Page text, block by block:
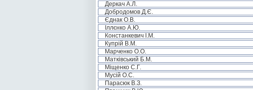
Деркач А.Л.
Добродомов Д.Є.
Єднак О.В.
Іллєнко А.Ю.
Констанкевич І.М.
Купрій В.М.
Марченко О.О.
Матківський Б.М.
Міщенко С.Г.
Мусій О.С.
Парасюк В.З.